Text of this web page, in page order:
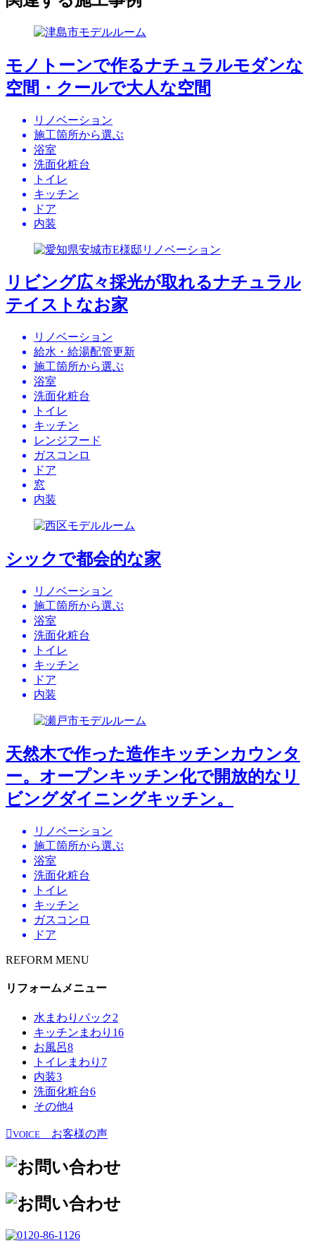
モノトーンで作るナチュラルモダンな
空間・クールで大人な空間
リノベーション
施工箇所から選ぶ
浴室
洗面化粧台
トイレ
キッチン
ドア
内装
リビング広々採光が取れるナチュラル
テイストなお家
リノベーション
給水・給湯配管更新
施工箇所から選ぶ
浴室
洗面化粧台
トイレ
キッチン
レンジフード
ガスコンロ
ドア
窓
内装
シックで都会的な家
リノベーション
施工箇所から選ぶ
浴室
洗面化粧台
トイレ
キッチン
ドア
内装
天然木で作った造作キッチンカウンタ
ー。オープンキッチン化で開放的なリ
ビングダイニングキッチン。
リノベーション
施工箇所から選ぶ
浴室
洗面化粧台
トイレ
キッチン
ガスコンロ
ドア
REFORM MENU
リフォームメニュー
水まわりパック2
キッチンまわり 16
お風呂8
トイレまわり 7
内装3
洗面化粧台6
その他4
VOICE お客様の声